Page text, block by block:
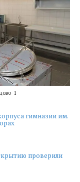
1
гимназии им.
проверили